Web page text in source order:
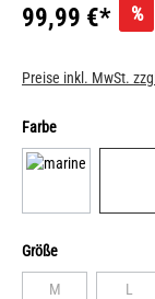
99,99 €* %
Preise inkl. MwSt.
Farbe
Größe
M L